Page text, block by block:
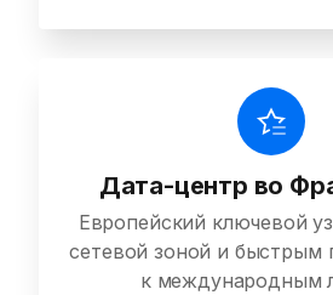
Дата-центр во
Европейский ключевой
сетевой зоной и быстрым
к международным